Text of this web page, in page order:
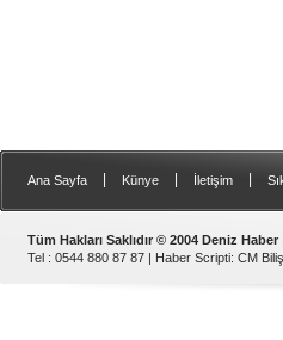
Ana Sayfa Künye İletişim
Tüm Hakları Saklıdır © 2004 Deniz Haber
Tel : 0544 880 87 87 | Haber Scripti: CM